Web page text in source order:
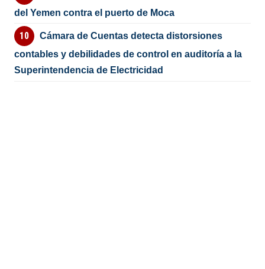
del Yemen contra el puerto de Moca
Cámara de Cuentas detecta distorsiones
contables y debilidades de control en auditoría a la
Superintendencia de Electricidad